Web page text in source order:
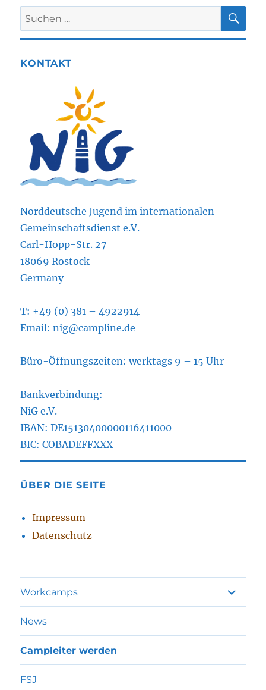
Suchen
nach:
KONTAKT
Norddeutsche Jugend im internationalen
Gemeinschaftsdienst e.V.
Carl-Hopp-Str. 27
18069 Rostock
Germany
T: +49 (0) 381 – 4922914
Email: nig@campline.de
Büro-Öffnungszeiten: werktags 9 – 15 Uhr
Bankverbindung:
NiG e.V.
IBAN: DE15130400000116411000
BIC: COBADEFFXXX
ÜBER DIE SEITE
Impressum
Datenschutz
Workcamps
öffnen
News
Campleiter werden
FSJ